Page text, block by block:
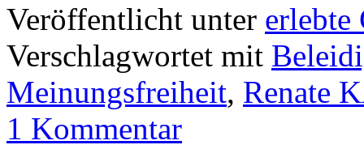
Veröffentlicht unter erlebte
Verschlagwortet mit
Meinungsfreiheit, Renate
1 Kommentar